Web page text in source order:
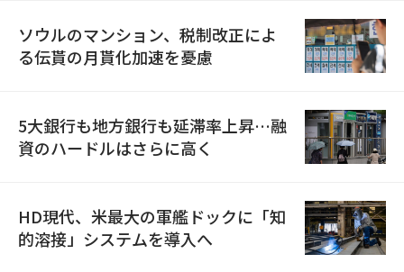
ソウルのマンション、税制改正によ
る伝貰の月貰化加速を憂慮
5大銀行も地方銀行も延滞率上昇…融
資のハードルはさらに高く
HD現代、米最大の軍艦ドックに「知
的溶接」システムを導入へ